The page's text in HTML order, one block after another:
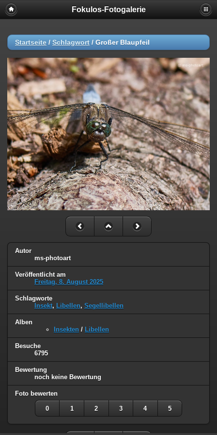
Fokulos-Fotogalerie
Startseite / Schlagwort / Großer Blaupfeil
Autor
ms-photoart
Veröffentlicht am
Freitag, 8. August 2025
Schlagworte
Insekt, Libellen, Segellibellen
Alben
Insekten / Libellen
Besuche
6795
Bewertung
noch keine Bewertung
Foto bewerten
0 1 2 3 4 5